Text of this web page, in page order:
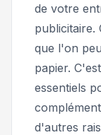
de votre
publicitaire.
que l'on
papier.
essentiels
d'autres